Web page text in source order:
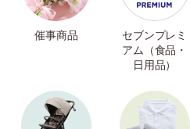
催事商品
セブンプレミ
アム（食品・
日用品）